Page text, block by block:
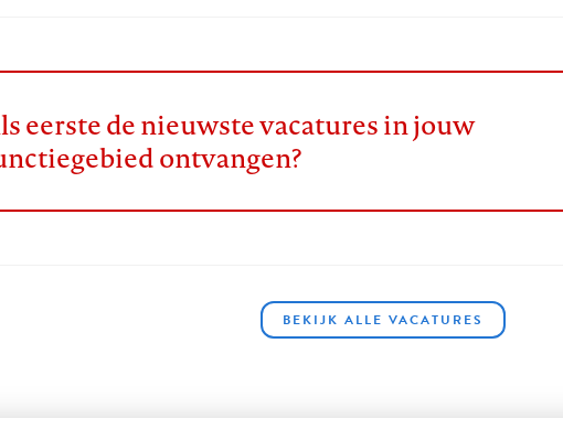
eerste de nieuwste vacatures in jouw
ontvangen?
BEKIJK ALLE VACATURES